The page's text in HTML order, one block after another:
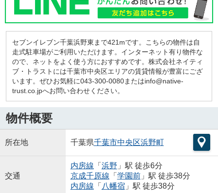
セブンイレブン千葉浜野東まで421mです。こちらの物件は自
走式駐車場がご利用いただけます。インターネット有り物件な
ので、ネットをよく使う方におすすめです。株式会社ネイティ
ブ・トラストには千葉市中央区エリアの賃貸情報が豊富にござ
います。ぜひお気軽に043-300-0080またはinfo@native-
trust.co.jpへお問い合わせください。
物件概要
所在地 千葉県千葉市中央区浜野町
交通
内房線 「 浜野 」駅 徒歩6分
京成千原線 「 学園前」駅 徒歩38分
内房線 「 八幡宿 」駅 徒歩38分